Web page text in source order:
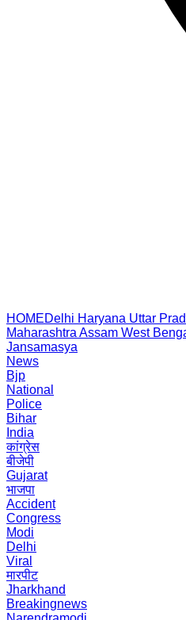
HOMEDelhi Haryana Uttar
Maharashtra Assam West
Jansamasya
News
Bjp
National
Police
Bihar
India
कांग्रेस
बीजेपी
Gujarat
भाजपा
Accident
Congress
Modi
Delhi
Viral
मारपीट
Jharkhand
Breakingnews